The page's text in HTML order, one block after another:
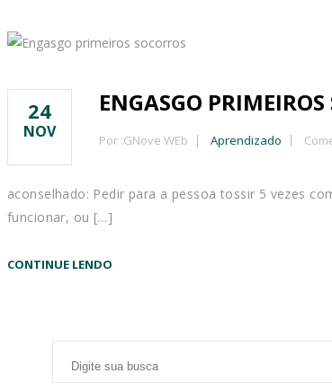
24
NOV
ENGASGO
Por :GNove WEb Aprendizado
aconselhado: Pedir para a pessoa tossir 5 vezes
funcionar, ou […]
CONTINUE LENDO